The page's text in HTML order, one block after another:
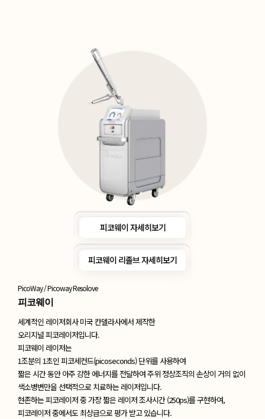
피코웨이 자세히보기
피코웨이 리졸브 자세히보기
PicoWay / Picoway Resolove
피코웨이
세계적인 레이저회사 미국 칸델라사에서 제작한
오리지널 피코레이저입니다.
피코웨이 레이저는
1조분의 1초인 피코세컨드(picoseconds) 단위를 사용하여
짧은 시간 동안 아주 강한 에너지를 전달하여 주위 정상조직의 손상이 거의 없이
색소병변만을 선택적으로 치료하는 레이저입니다.
현존하는 피코레이저 중 가장 짧은 레이저 조사시간 (250ps)를 구현하여,
피코레이저 중에서도 최상급으로 평가 받고 있습니다.